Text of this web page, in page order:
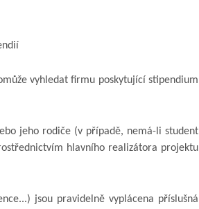
vyhledat firmu poskytující stipendium
jeho rodiče (v případě, nemá-li student
hlavního realizátora projektu
jsou pravidelně vyplácena příslušná